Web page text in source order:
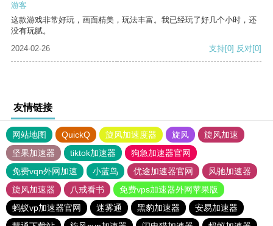
游客
这款游戏非常好玩，画面精美，玩法丰富。我已经玩了好几个小时，还
没有玩腻。
2024-02-26
支持[0] 反对[0]
友情链接
网站地图 QuickQ 旋风加速度器 旋风
旋风加速
坚果加速器
tiktok加速器
狗急加速器官网
免费vqn外网加速
小蓝鸟 优途加速器官网
风驰加速器
旋风加速器
八戒看书
免费vps加速器外网苹果版
蚂蚁vp加速器官网
迷雾通 黑豹加速器
安易加速器